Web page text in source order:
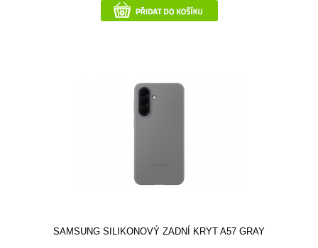
SAMSUNG SILIKONOVÝ ZADNÍ KRYT A57 GRAY